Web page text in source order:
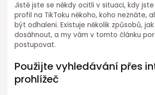
Jistě jste se někdy ocitli v situaci, kdy
profil na TikToku někoho, koho neznáte,
být odhaleni. Existuje několik způsobů,
dosáhnout, a my vám v tomto článku
postupovat.
Použijte vyhledávání přes
prohlížeč